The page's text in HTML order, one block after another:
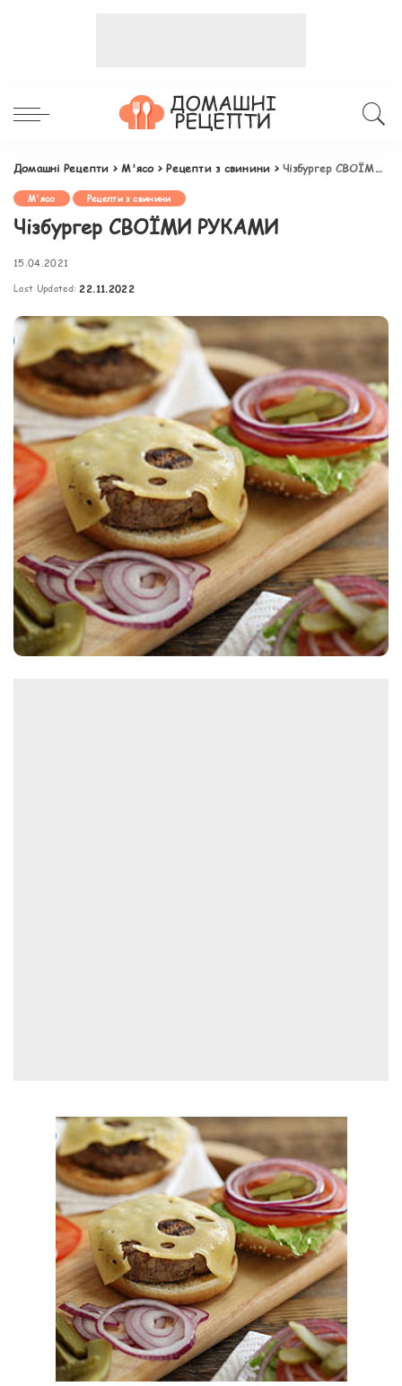
Домашні Рецепти >М'ясо>Рецепти з свинини >Чізбургер СВОЇМИ РУКАМИ
М'ясо Рецепти з свинини
Чізбургер СВОЇМИ РУКАМИ
15.04.2021
Last Updated: 22.11.2022